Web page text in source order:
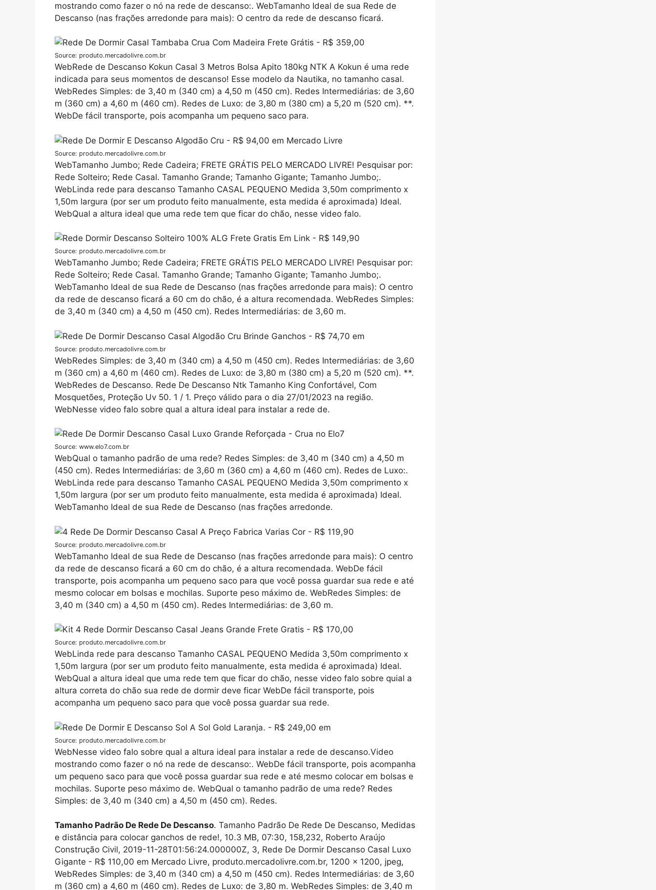
mostrando como fazer o nó na rede de descanso:. WebTamanho Ideal de sua Rede de
Descanso (nas frações arredonde para mais): O centro da rede de descanso ficará.
Source: produto.mercadolivre.com.br
WebRede de Descanso Kokun Casal 3 Metros Bolsa Apito 180kg NTK A Kokun é uma rede
indicada para seus momentos de descanso! Esse modelo da Nautika, no tamanho casal.
WebRedes Simples: de 3,40 m (340 cm) a 4,50 m (450 cm). Redes Intermediárias: de 3,60
m (360 cm) a 4,60 m (460 cm). Redes de Luxo: de 3,80 m (380 cm) a 5,20 m (520 cm). **.
WebDe fácil transporte, pois acompanha um pequeno saco para.
Source: produto.mercadolivre.com.br
WebTamanho Jumbo; Rede Cadeira; FRETE GRÁTIS PELO MERCADO LIVRE! Pesquisar por:
Rede Solteiro; Rede Casal. Tamanho Grande; Tamanho Gigante; Tamanho Jumbo;.
WebLinda rede para descanso Tamanho CASAL PEQUENO Medida 3,50m comprimento x
1,50m largura (por ser um produto feito manualmente, esta medida é aproximada) Ideal.
WebQual a altura ideal que uma rede tem que ficar do chão, nesse video falo.
Source: produto.mercadolivre.com.br
WebTamanho Jumbo; Rede Cadeira; FRETE GRÁTIS PELO MERCADO LIVRE! Pesquisar por:
Rede Solteiro; Rede Casal. Tamanho Grande; Tamanho Gigante; Tamanho Jumbo;.
WebTamanho Ideal de sua Rede de Descanso (nas frações arredonde para mais): O centro
da rede de descanso ficará a 60 cm do chão, é a altura recomendada. WebRedes Simples:
de 3,40 m (340 cm) a 4,50 m (450 cm). Redes Intermediárias: de 3,60 m.
Source: produto.mercadolivre.com.br
WebRedes Simples: de 3,40 m (340 cm) a 4,50 m (450 cm). Redes Intermediárias: de 3,60
m (360 cm) a 4,60 m (460 cm). Redes de Luxo: de 3,80 m (380 cm) a 5,20 m (520 cm). **.
WebRedes de Descanso. Rede De Descanso Ntk Tamanho King Confortável, Com
Mosquetões, Proteção Uv 50. 1 / 1. Preço válido para o dia 27/01/2023 na região.
WebNesse video falo sobre qual a altura ideal para instalar a rede de.
Source: www.elo7.com.br
WebQual o tamanho padrão de uma rede? Redes Simples: de 3,40 m (340 cm) a 4,50 m
(450 cm). Redes Intermediárias: de 3,60 m (360 cm) a 4,60 m (460 cm). Redes de Luxo:.
WebLinda rede para descanso Tamanho CASAL PEQUENO Medida 3,50m comprimento x
1,50m largura (por ser um produto feito manualmente, esta medida é aproximada) Ideal.
WebTamanho Ideal de sua Rede de Descanso (nas frações arredonde.
Source: produto.mercadolivre.com.br
WebTamanho Ideal de sua Rede de Descanso (nas frações arredonde para mais): O centro
da rede de descanso ficará a 60 cm do chão, é a altura recomendada. WebDe fácil
transporte, pois acompanha um pequeno saco para que você possa guardar sua rede e até
mesmo colocar em bolsas e mochilas. Suporte peso máximo de. WebRedes Simples: de
3,40 m (340 cm) a 4,50 m (450 cm). Redes Intermediárias: de 3,60 m.
Source: produto.mercadolivre.com.br
WebLinda rede para descanso Tamanho CASAL PEQUENO Medida 3,50m comprimento x
1,50m largura (por ser um produto feito manualmente, esta medida é aproximada) Ideal.
WebQual a altura ideal que uma rede tem que ficar do chão, nesse video falo sobre quial a
altura correta do chão sua rede de dormir deve ficar WebDe fácil transporte, pois
acompanha um pequeno saco para que você possa guardar sua rede.
Source: produto.mercadolivre.com.br
WebNesse video falo sobre qual a altura ideal para instalar a rede de descanso.Video
mostrando como fazer o nó na rede de descanso:. WebDe fácil transporte, pois acompanha
um pequeno saco para que você possa guardar sua rede e até mesmo colocar em bolsas e
mochilas. Suporte peso máximo de. WebQual o tamanho padrão de uma rede? Redes
Simples: de 3,40 m (340 cm) a 4,50 m (450 cm). Redes.
Tamanho Padrão De Rede De Descanso. Tamanho Padrão De Rede De Descanso, Medidas
e distância para colocar ganchos de rede!, 10.3 MB, 07:30, 158,232, Roberto Araújo
Construção Civil, 2019-11-28T01:56:24.000000Z, 3, Rede De Dormir Descanso Casal Luxo
Gigante - R$ 110,00 em Mercado Livre, produto.mercadolivre.com.br, 1200 x 1200, jpeg,
WebRedes Simples: de 3,40 m (340 cm) a 4,50 m (450 cm). Redes Intermediárias: de 3,60
m (360 cm) a 4,60 m (460 cm). Redes de Luxo: de 3,80 m. WebRedes Simples: de 3,40 m